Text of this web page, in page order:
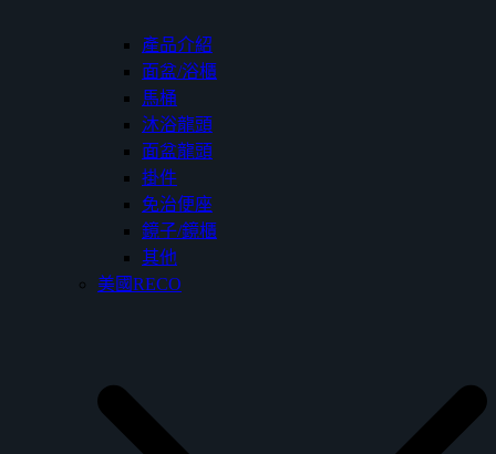
產品介紹
面盆/浴櫃
馬桶
沐浴龍頭
面盆龍頭
掛件
免治便座
鏡子/鏡櫃
其他
美國RECO